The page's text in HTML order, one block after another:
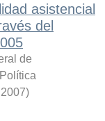
asistencial
del
de
2007)